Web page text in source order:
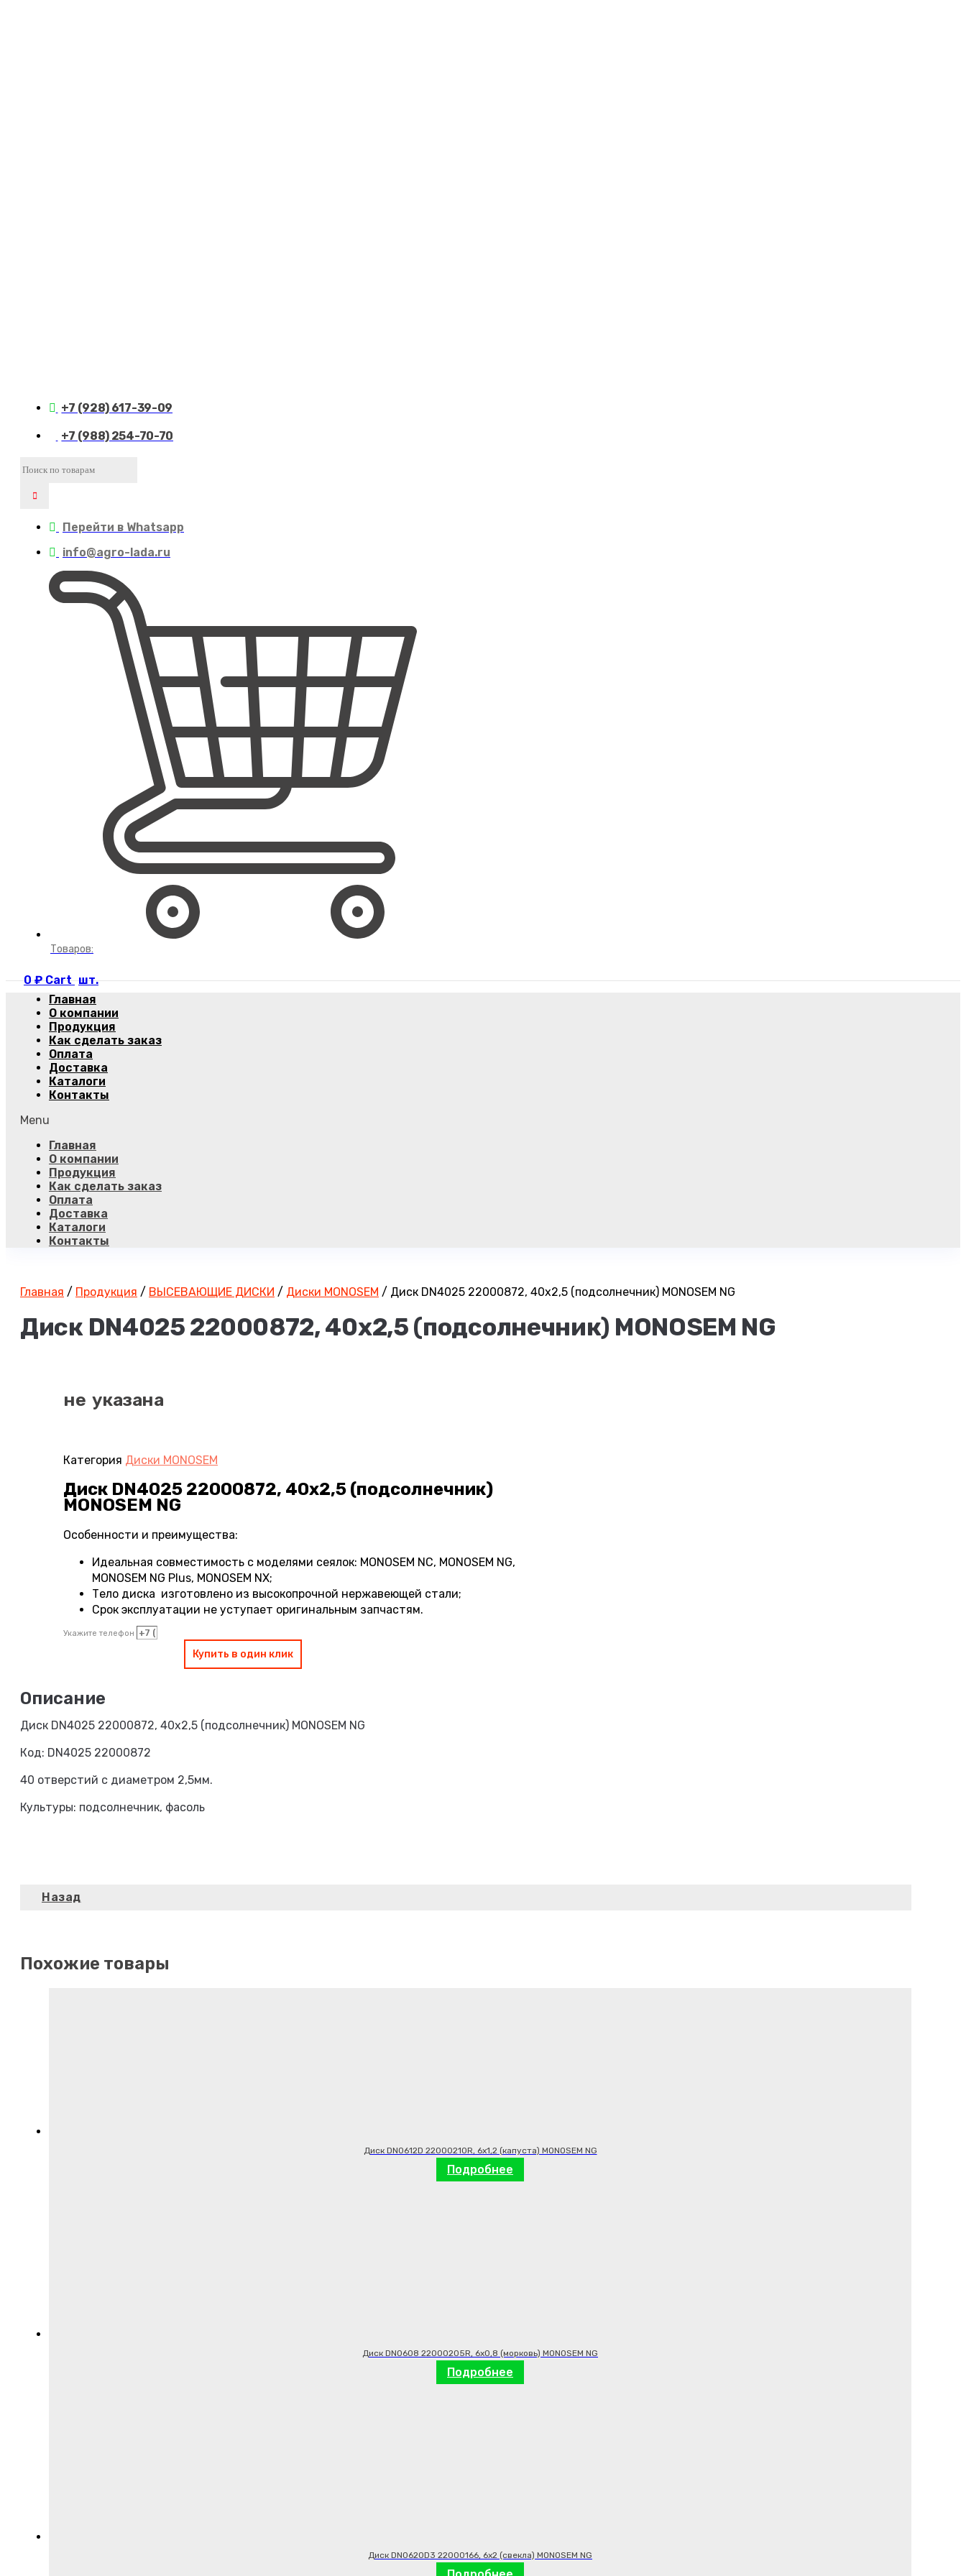
+7 (928) 617-39-09
+7 (988) 254-70-70
Перейти в Whatsapp
info@agro-lada.ru
Товаров:
0₽ Cart
Главная
О компании
Продукция
Как сделать заказ
Оплата
Доставка
Каталоги
Контакты
Menu
Главная
О компании
Продукция
Как сделать заказ
Оплата
Доставка
Каталоги
Контакты
Главная / Продукция / ВЫСЕВАЮЩИЕ ДИСКИ / Диски MONOSEM / Диск DN4025 22000872, 40х2,5 (подсолнечник) MONOSEM NG
Диск DN4025 22000872, 40х2,5 (подсолнечник) MONOSEM NG
не указана
Категория Диски MONOSEM
Диск DN4025 22000872, 40х2,5 (подсолнечник)
MONOSEM NG
Особенности и преимущества:
Идеальная совместимость с моделями сеялок: MONOSEM NC, MONOSEM NG,
MONOSEM NG Plus, MONOSEM NX;
Тело диска изготовлено из высокопрочной нержавеющей стали;
Срок эксплуатации не уступает оригинальным запчастям.
Укажите телефон
Купить в один клик
Диск DN4025 22000872, 40х2,5 (подсолнечник) MONOSEM NG
Код: DN4025 22000872
40 отверстий с диаметром 2,5мм.
Культуры: подсолнечник, фасоль
Похожие товары
Диск DN0612D 22000210R, 6х1,2 (капуста) MONOSEM NG
Подробнее
Диск DN0608 22000205R, 6х0,8 (морковь) MONOSEM NG
Подробнее
Диск DN0620D3 22000166, 6х2 (свекла) MONOSEM NG